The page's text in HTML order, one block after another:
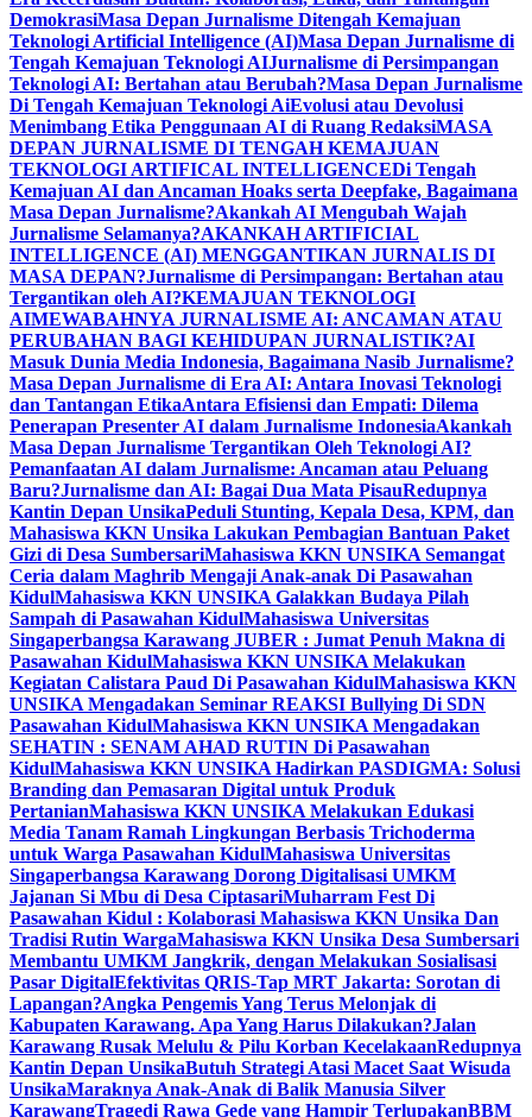
DemokrasiMasa Depan Jurnalisme Ditengah Kemajuan
Teknologi Artificial Intelligence (AI)Masa Depan Jurnalisme di
Tengah Kemajuan Teknologi AIJurnalisme di Persimpangan
Teknologi AI: Bertahan atau Berubah?Masa Depan Jurnalisme
Di Tengah Kemajuan Teknologi AiEvolusi atau Devolusi
Menimbang Etika Penggunaan AI di Ruang RedaksiMASA
DEPAN JURNALISME DI TENGAH KEMAJUAN
TEKNOLOGI ARTIFICAL INTELLIGENCEDi Tengah
Kemajuan AI dan Ancaman Hoaks serta Deepfake, Bagaimana
Masa Depan Jurnalisme?Akankah AI Mengubah Wajah
Jurnalisme Selamanya?AKANKAH ARTIFICIAL
INTELLIGENCE (AI) MENGGANTIKAN JURNALIS DI
MASA DEPAN?Jurnalisme di Persimpangan: Bertahan atau
Tergantikan oleh AI?KEMAJUAN TEKNOLOGI
AIMEWABAHNYA JURNALISME AI: ANCAMAN ATAU
PERUBAHAN BAGI KEHIDUPAN JURNALISTIK?AI
Masuk Dunia Media Indonesia, Bagaimana Nasib Jurnalisme?
Masa Depan Jurnalisme di Era AI: Antara Inovasi Teknologi
dan Tantangan EtikaAntara Efisiensi dan Empati: Dilema
Penerapan Presenter AI dalam Jurnalisme IndonesiaAkankah
Masa Depan Jurnalisme Tergantikan Oleh Teknologi AI?
Pemanfaatan AI dalam Jurnalisme: Ancaman atau Peluang
Baru?Jurnalisme dan AI: Bagai Dua Mata PisauRedupnya
Kantin Depan UnsikaPeduli Stunting, Kepala Desa, KPM, dan
Mahasiswa KKN Unsika Lakukan Pembagian Bantuan Paket
Gizi di Desa SumbersariMahasiswa KKN UNSIKA Semangat
Ceria dalam Maghrib Mengaji Anak-anak Di Pasawahan
KidulMahasiswa KKN UNSIKA Galakkan Budaya Pilah
Sampah di Pasawahan KidulMahasiswa Universitas
Singaperbangsa Karawang JUBER : Jumat Penuh Makna di
Pasawahan KidulMahasiswa KKN UNSIKA Melakukan
Kegiatan Calistara Paud Di Pasawahan KidulMahasiswa KKN
UNSIKA Mengadakan Seminar REAKSI Bullying Di SDN
Pasawahan KidulMahasiswa KKN UNSIKA Mengadakan
SEHATIN : SENAM AHAD RUTIN Di Pasawahan
KidulMahasiswa KKN UNSIKA Hadirkan PASDIGMA: Solusi
Branding dan Pemasaran Digital untuk Produk
PertanianMahasiswa KKN UNSIKA Melakukan Edukasi
Media Tanam Ramah Lingkungan Berbasis Trichoderma
untuk Warga Pasawahan KidulMahasiswa Universitas
Singaperbangsa Karawang Dorong Digitalisasi UMKM
Jajanan Si Mbu di Desa CiptasariMuharram Fest Di
Pasawahan Kidul : Kolaborasi Mahasiswa KKN Unsika Dan
Tradisi Rutin WargaMahasiswa KKN Unsika Desa Sumbersari
Membantu UMKM Jangkrik, dengan Melakukan Sosialisasi
Pasar DigitalEfektivitas QRIS-Tap MRT Jakarta: Sorotan di
Lapangan?Angka Pengemis Yang Terus Melonjak di
Kabupaten Karawang. Apa Yang Harus Dilakukan?Jalan
Karawang Rusak Melulu & Pilu Korban KecelakaanRedupnya
Kantin Depan UnsikaButuh Strategi Atasi Macet Saat Wisuda
UnsikaMaraknya Anak-Anak di Balik Manusia Silver
KarawangTragedi Rawa Gede yang Hampir TerlupakanBBM